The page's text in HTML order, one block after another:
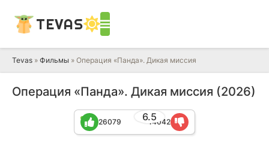
TEVAS
Tevas » Фильмы » Операция «Панда». Дикая миссия
Операция «Панда». Дикая миссия (2026)
6.5
26079 14042